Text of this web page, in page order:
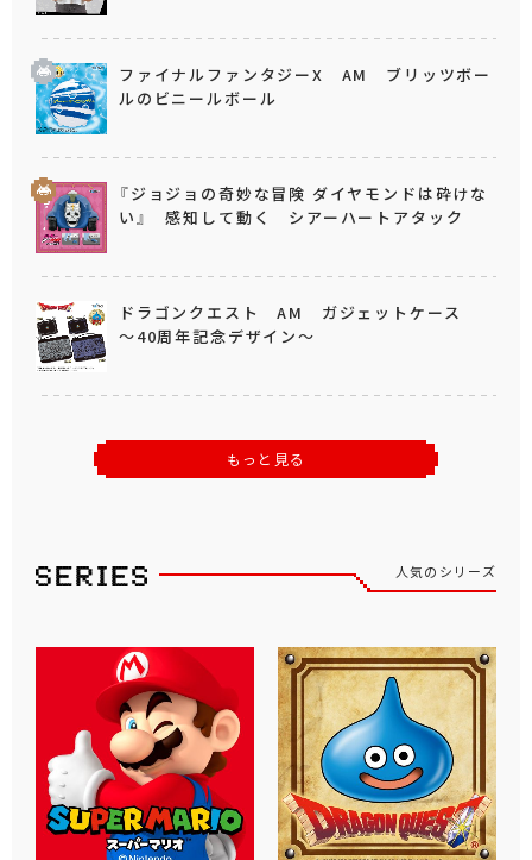
ファイナルファンタジーX AM ブリッツボー
ルのビニールボール
『ジョジョの奇妙な冒険 ダイヤモンドは砕けな
い』 感知して動く シアーハートアタック
ドラゴンクエスト AM ガジェットケース
～40周年記念デザイン～
もっと見る
人気のシリーズ